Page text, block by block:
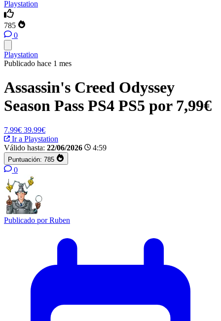
Playstation
785
0
Playstation
Publicado hace 1 mes
Assassin's Creed Odyssey
Season Pass PS4 PS5 por 7,99€
7.99€ 39.99€
Ir a Playstation
Válido hasta: 22/06/2026 4:59
Puntuación: 785
0
Publicado porRuben